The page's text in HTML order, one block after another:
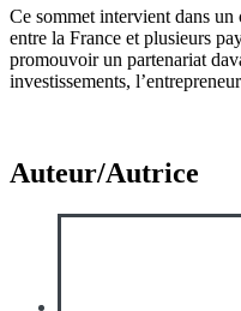
Ce sommet intervient dans
entre la France et plusieurs
promouvoir un partenariat
investissements,
Auteur/Autrice